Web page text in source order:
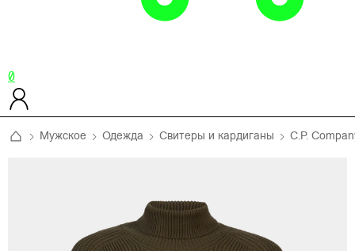
0
Мужское Одежда Свитеры и кардиганы C.P.